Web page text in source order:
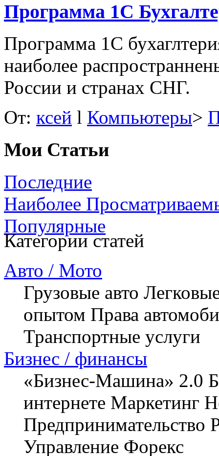
Программа 1С
Программа 1С
наиболее
России и странах СНГ.
От: ксей l Компьютеры>
Мои Статьи
Последние
Наиболее
Популярные
Категории статей
Авто / Мото
Грузовые авто
опытом Права
Транспортные услуги
Бизнес / финансы
«Бизнес-Машина» 2.0
интернете Маркетинг
Предпринимательство
Управление Форекс